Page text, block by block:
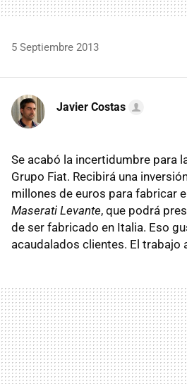
5 Septiembre 2013
Javier Costas
Se acabó la incertidumbre para
Grupo Fiat. Recibirá una
millones de euros para fabricar
Maserati Levante, que podrá
de ser fabricado en Italia. Eso
acaudalados clientes. El trabajo